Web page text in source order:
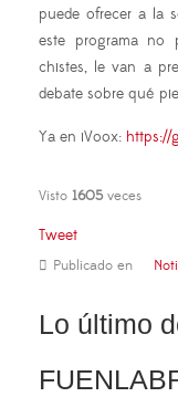
puede ofrecer a la
este programa no
chistes, le van a
debate sobre qué
Ya en iVoox: https://
Visto 1605veces
Tweet
Publicado en
Lo último